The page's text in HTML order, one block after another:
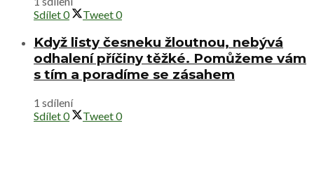
Sdílet0 Tweet0
Když listy česneku žloutnou, nebývá
odhalení příčiny těžké. Pomůžeme vám
s tím a poradíme se zásahem
1 sdílení
Sdílet0 Tweet0